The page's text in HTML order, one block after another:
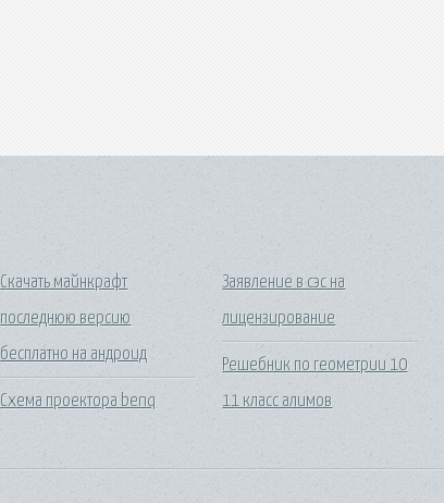
Скачать майнкрафт
последнюю версию
бесплатно на андроид
Схема проектора benq
Заявление в сэс на
лицензирование
Решебник по геометрии 10
11 класс алимов